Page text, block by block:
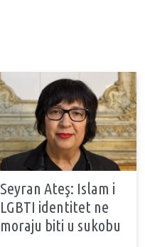
Seyran Ateş: Islam i
LGBTI identitet ne
moraju biti u sukobu